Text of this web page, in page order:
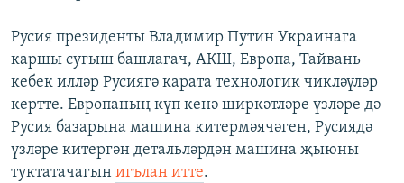
Русия президенты Владимир Путин Украинага
каршы сугыш башлагач, АКШ, Европа, Тайвань
кебек илләр Русиягә карата технологик чикләүләр
кертте. Европаның күп кенә ширкәтләре үзләре дә
Русия базарына машина китермәячәген, Русиядә
үзләре китергән детальләрдән машина җыюны
туктатачагын игълан итте.